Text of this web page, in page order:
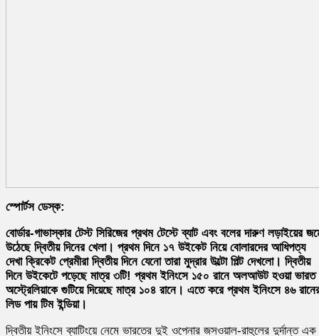
স্পোর্টস ডেস্ক:
বোর্ডার-গাভাস্কার টেস্ট সিরিজের প্রথম টেস্টে ব্যাট এবং বলের দারুণ লড়াইয়ের
উঠেছে দ্বিতীয় দিনের খেলা। প্রথম দিনে ১৭ উইকেট নিয়ে বোলারদের আধিপত্য
দেখা ক্রিকেট প্রেমীরা দ্বিতীয় দিনে যেনো তারা মুদ্রার উল্টো পিল্ট দেখলো। দ্বিতীয়
দিনে উইকেটে পড়েছে মাত্র ৩টি! প্রথম ইনিংসে ১৫০ রানে অলআউট হওয়া ভারত
অস্ট্রেলিয়াকে গুটিয়ে দিয়েছে মাত্র ১০৪ রানে। এতে করে প্রথম ইনিংসে ৪৬
লিড পায় টিম ইন্ডিয়া।
দ্বিতীয় ইনিংসে ব্যাটিংয়ে নেমে ভারতের দুই ওপেনার জসওয়াল-রাহুলের দুর্দান্ত এক